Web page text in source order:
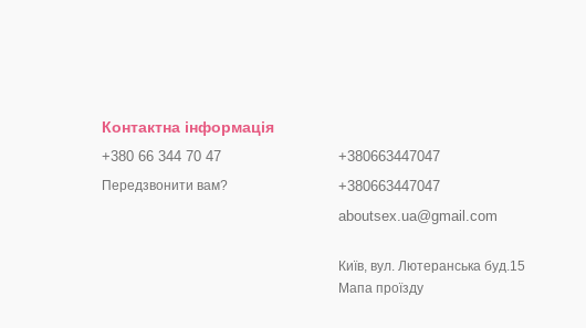
Контактна інформація
+380 66 344 70 47
Передзвонити вам?
+380663447047
+380663447047
aboutsex.ua@gmail.com
Київ, вул. Лютеранська буд.15
Мапа проїзду